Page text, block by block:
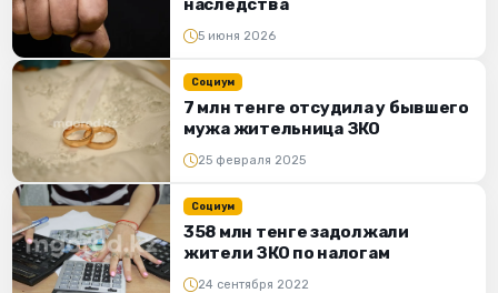
наследства
5 июня 2026
Социум
7 млн тенге отсудила у бывшего
мужа жительница ЗКО
25 февраля 2025
Социум
358 млн тенге задолжали
жители ЗКО по налогам
24 сентября 2022